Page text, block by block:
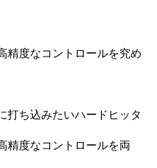
精度なコントロールを究め
打ち込みたいハードヒッタ
精度なコントロールを両